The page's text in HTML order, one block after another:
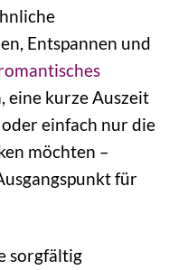
Entspannen und
eine kurze Auszeit
einfach nur die
möchten –
für
sorgfältig